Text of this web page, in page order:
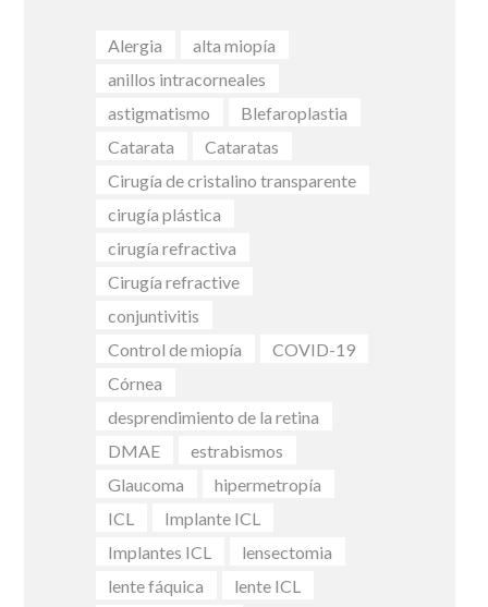
Alergia
alta miopía
anillos intracorneales
astigmatismo
Blefaroplastia
Catarata
Cataratas
Cirugía de cristalino transparente
cirugía plástica
cirugía refractiva
Cirugía refractive
conjuntivitis
Control de miopía
COVID-19
Córnea
desprendimiento de la retina
DMAE
estrabismos
Glaucoma
hipermetropía
ICL
Implante ICL
Implantes ICL
lensectomia
lente fáquica
lente ICL